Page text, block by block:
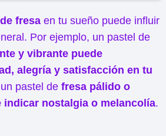
fresa en tu sueño puede influir
Por ejemplo, un pastel de
y vibrante puede
alegría y satisfacción en tu
pastel de fresa pálido o
indicar nostalgia o melancolía.